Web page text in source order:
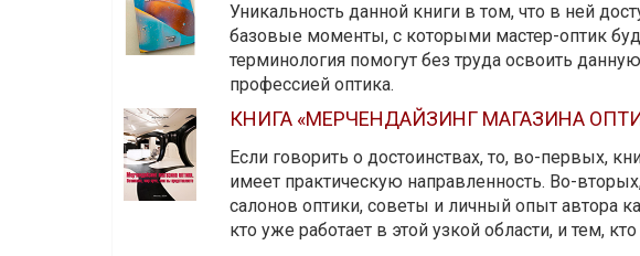
Уникальность данной книги в том, что в ней
базовые моменты, с которыми мастер-оптик
терминология помогут без труда освоить
профессией оптика.
КНИГА «МЕРЧЕНДАЙЗИНГ МАГАЗИНА
Если говорить о достоинствах, то, во-первых,
имеет практическую направленность. Во-
салонов оптики, советы и личный опыт автора
кто уже работает в этой узкой области, и тем,